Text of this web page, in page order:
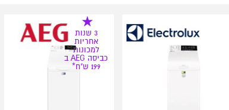
3 שנות
אחריות
למכונות
כביסה AEG ב
199 ש"ח*